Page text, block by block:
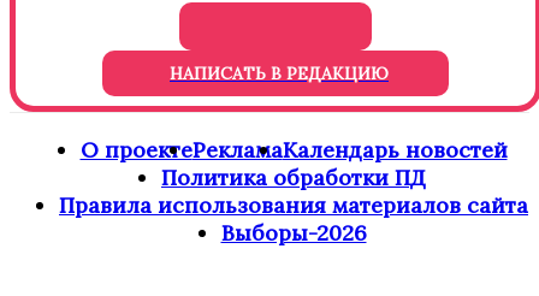
НАПИСАТЬ В РЕДАКЦИЮ
О проектеРекламаКалендарь новостей
Политика обработки ПД
Правила использования материалов сайта
Выборы-2026